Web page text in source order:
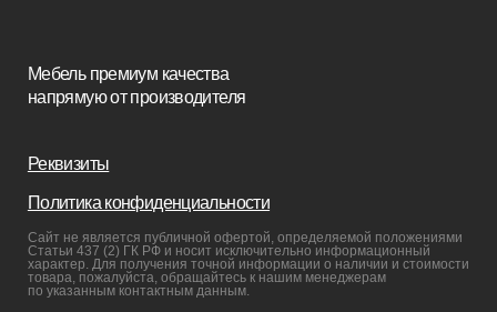
Мебель в наличии
Производство
Реализованные проекты
Реставрация
Бизнесу